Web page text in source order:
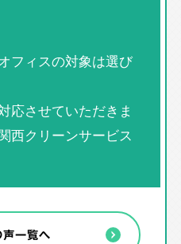
フィスの対象は選び
応させていただきま
西クリーンサービス
一覧へ